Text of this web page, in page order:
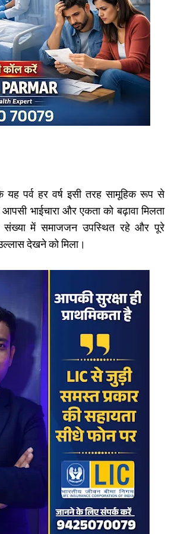
यह पर्व हर वर्ष इसी तरह सामूहिक रूप से
भाईचारा और एकता को बढ़ावा मिलता
संख्या में समाजजन उपस्थित रहे और पूरे
देखने को मिला।